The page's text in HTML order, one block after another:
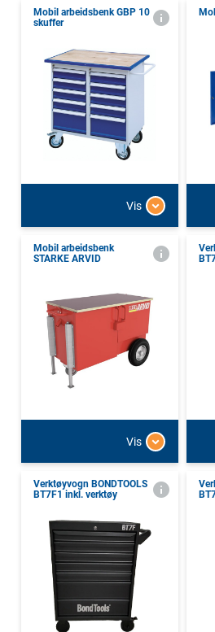
Mobil arbeidsbenk GBP 10
skuffer
Vis
Mobil arbeidsbenk
STARKE ARVID
Vis
Verktøyvogn BONDTOOLS
BT7F1 inkl. verktøy